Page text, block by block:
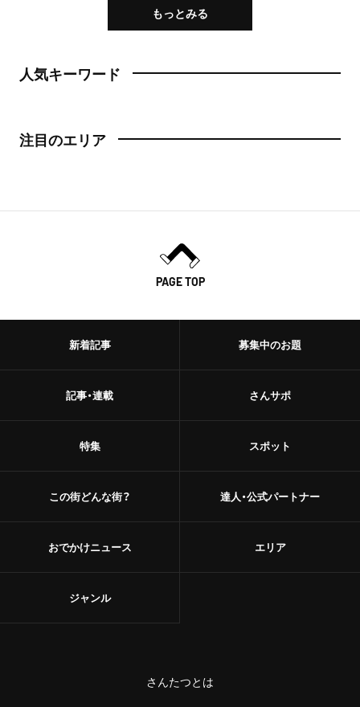
もっとみる
人気キーワード
注目のエリア
PAGE TOP
新着記事
記事・連載
特集
この街どんな街？
おでかけニュース
募集中のお題
さんサポ
スポット
達人・公式パートナー
エリア
ジャンル
さんたつとは